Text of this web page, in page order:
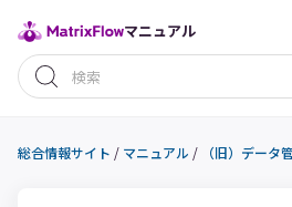
マニュアル
総合情報サイト / マニュアル / （旧）データ